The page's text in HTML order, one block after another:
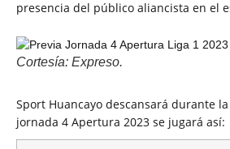
presencia del público aliancista en el
Cortesía: Expreso.
Sport Huancayo descansará durante
jornada 4 Apertura 2023 se jugará así: